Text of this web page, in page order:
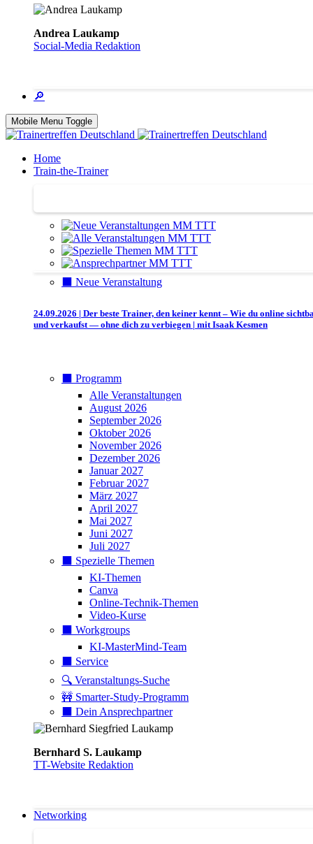
Andrea Laukamp
Social-Media Redaktion
🔎
Mobile Menu Toggle
Home
Train-the-Trainer
⬛️ Neue Veranstaltung
24.09.2026 | Der beste Trainer, den keiner kennt – Wie du online
und verkaufst — ohne dich zu verbiegen | mit Isaak Kesmen
⬛️ Programm
Alle Veranstaltungen
August 2026
September 2026
Oktober 2026
November 2026
Dezember 2026
Januar 2027
Februar 2027
März 2027
April 2027
Mai 2027
Juni 2027
Juli 2027
⬛️ Spezielle Themen
KI-Themen
Canva
Online-Technik-Themen
Video-Kurse
⬛️ Workgroups
KI-MasterMind-Team
⬛️ Service
🔍 Veranstaltungs-Suche
🚧 Smarter-Study-Programm
⬛️ Dein Ansprechpartner
Bernhard S. Laukamp
TT-Website Redaktion
Networking